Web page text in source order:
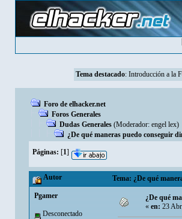
Tema destacado: Introducción a la
Foro de elhacker.net
Foros Generales
Dudas Generales (Moderador: engel lex)
¿De qué maneras puedo conseguir
Páginas: [1]
Autor Tema: ¿De qué
Pgamer
Desconectado
¿De qué
«en:23